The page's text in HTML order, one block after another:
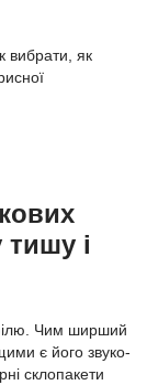
вибрати, як
тишу і
Чим ширший
є його звуко-
склопакети